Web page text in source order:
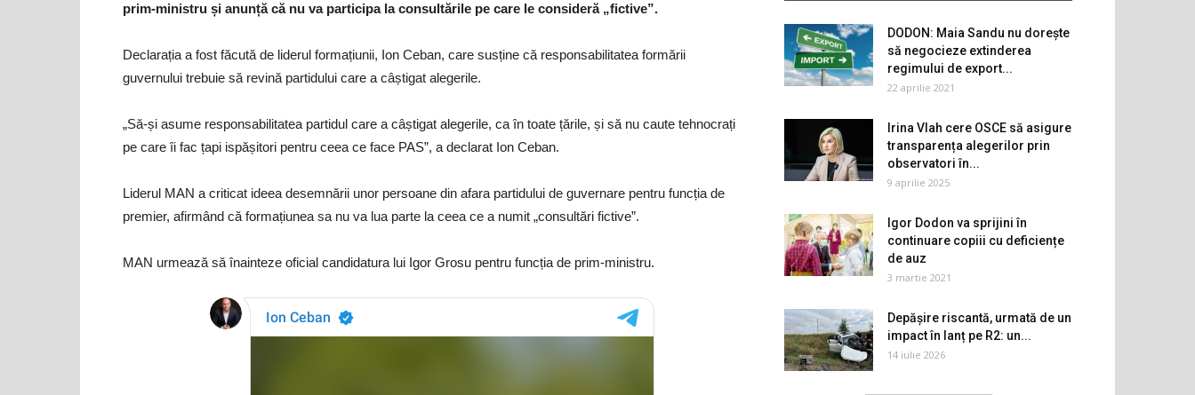
prim-ministru și anunță că nu va participa la consultările pe care le consideră „fictive”.
Declarația a fost făcută de liderul formațiunii, Ion Ceban, care susține că responsabilitatea formării
guvernului trebuie să revină partidului care a câștigat alegerile.
„Să-și asume responsabilitatea partidul care a câștigat alegerile, ca în toate țările, și să nu caute tehnocrați
pe care îi fac țapi ispășitori pentru ceea ce face PAS”, a declarat Ion Ceban.
Liderul MAN a criticat ideea desemnării unor persoane din afara partidului de guvernare pentru funcția de
premier, afirmând că formațiunea sa nu va lua parte la ceea ce a numit „consultări fictive”.
MAN urmează să înainteze oficial candidatura lui Igor Grosu pentru funcția de prim-ministru.
DODON: Maia Sandu nu dorește
să negocieze extinderea
regimului de export...
22 aprilie 2021
Irina Vlah cere OSCE să asigure
transparența alegerilor prin
observatori în...
9 aprilie 2025
Igor Dodon va sprijini în
continuare copiii cu deficiențe
de auz
3 martie 2021
Depășire riscantă, urmată de un
impact în lanț pe R2: un...
14 iulie 2026